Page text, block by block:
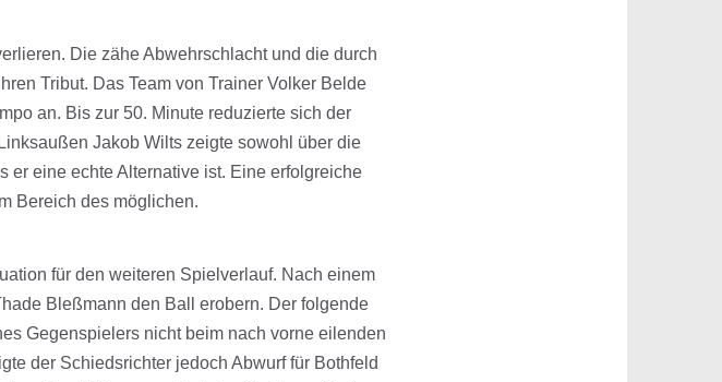
Die zähe Abwehrschlacht und die durch
Tribut. Das Team von Trainer Volker Belde
an. Bis zur 50. Minute reduzierte sich der
Jakob Wilts zeigte sowohl über die
eine echte Alternative ist. Eine erfolgreiche
Bereich des möglichen.
für den weiteren Spielverlauf. Nach einem
Bleßmann den Ball erobern. Der folgende
Gegenspielers nicht beim nach vorne eilenden
der Schiedsrichter jedoch Abwurf für Bothfeld